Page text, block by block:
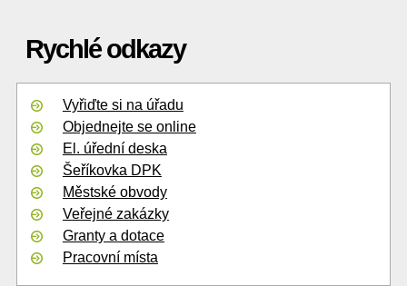
Rychlé odkazy
Vyřiďte si na úřadu
Objednejte se online
El. úřední deska
Šeříkovka DPK
Městské obvody
Veřejné zakázky
Granty a dotace
Pracovní místa